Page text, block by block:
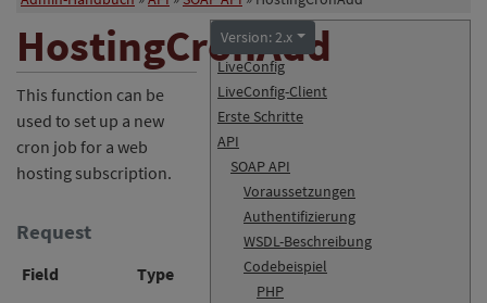
Version: 2.x
LiveConfig
LiveConfig-Client
Erste Schritte
API
SOAP API
Voraussetzungen
Authentifizierung
WSDL-Beschreibung
Codebeispiel
PHP
HostingCronAdd
This function can be
used to set up a new
cron job for a web
hosting subscription.
Request
Field Type RegExp Null?